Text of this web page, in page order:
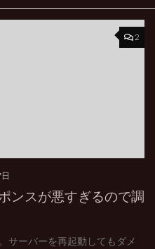
2
ンスが悪すぎるので調
サーバーを再起動してもダメ